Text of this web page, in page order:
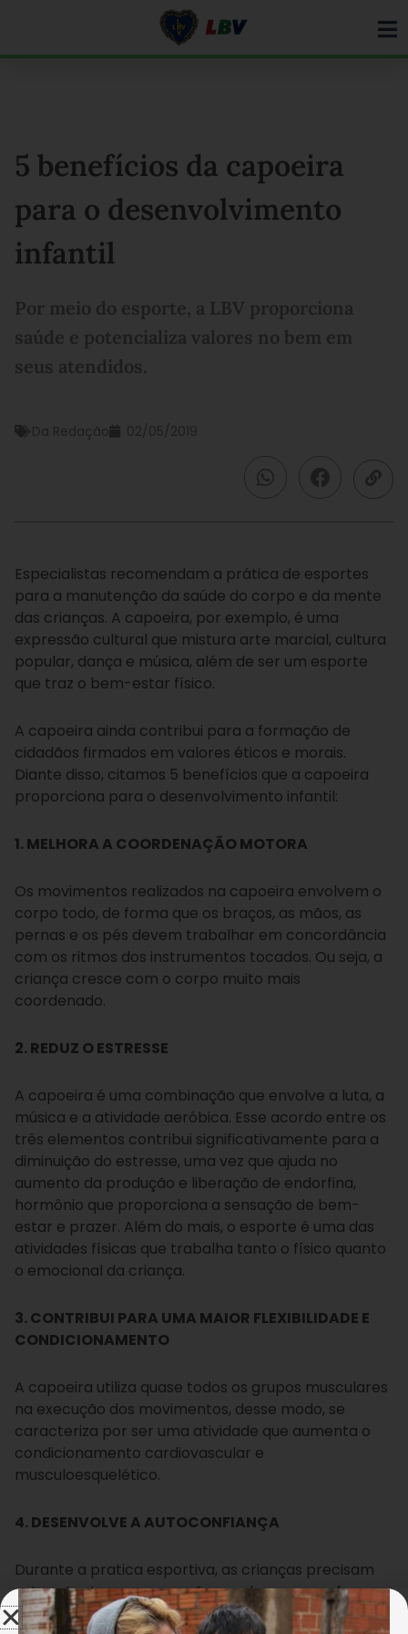
5 benefícios da capoeira
para o desenvolvimento
infantil
Por meio do esporte, a LBV proporciona
saúde e potencializa valores no bem em
seus atendidos.
Da Redação 02/05/2019
Especialistas recomendam a prática de esportes
para a manutenção da saúde do corpo e da mente
das crianças. A capoeira, por exemplo, é uma
expressão cultural que mistura arte marcial, cultura
popular, dança e música, além de ser um esporte
que traz o bem-estar físico.
A capoeira ainda contribui para a formação de
cidadãos firmados em valores éticos e morais.
Diante disso, citamos 5 benefícios que a capoeira
proporciona para o desenvolvimento infantil:
1. MELHORA A COORDENAÇÃO MOTORA
Os movimentos realizados na capoeira envolvem o
corpo todo, de forma que os braços, as mãos, as
pernas e os pés devem trabalhar em concordância
com os ritmos dos instrumentos tocados. Ou seja, a
criança cresce com o corpo muito mais
coordenado.
2. REDUZ O ESTRESSE
A capoeira é uma combinação que envolve a luta, a
música e a atividade aeróbica. Esse acordo entre os
três elementos contribui significativamente para a
diminuição do estresse, uma vez que ajuda no
aumento da produção e liberação de endorfina,
hormônio que proporciona a sensação de bem-
estar e prazer. Além do mais, o esporte é uma das
atividades físicas que trabalha tanto o físico quanto
o emocional da criança.
3. CONTRIBUI PARA UMA MAIOR FLEXIBILIDADE E
CONDICIONAMENTO
A capoeira utiliza quase todos os grupos musculares
na execução dos movimentos, desse modo, se
caracteriza por ser uma atividade que aumenta o
condicionamento cardiovascular e
musculoesquelético.
4. DESENVOLVE A AUTOCONFIANÇA
Durante a pratica esportiva, as crianças precisam
estar atentas para que não recebam e nem façam
algum golpe que machuque o adversário. Sendo